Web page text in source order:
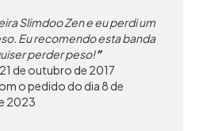
Slimdoo Zen e eu perdi um
Eu recomendo esta banda
perder peso!
21 de outubro de 2017
o pedido do dia 8 de
2023